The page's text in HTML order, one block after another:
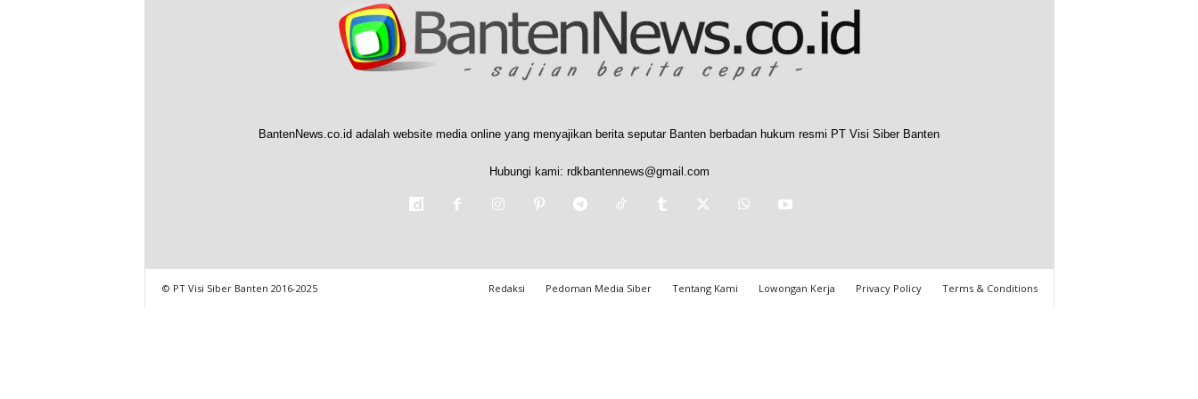
BantenNews.co.id adalah website media online yang menyajikan berita seputar Banten berbadan hukum resmi PT Visi Siber Banten
Hubungi kami: rdkbantennews@gmail.com
Redaksi Pedoman Media Siber Tentang Kami Lowongan Kerja Privacy Policy Terms & Conditions
© PT Visi Siber Banten 2016-2025